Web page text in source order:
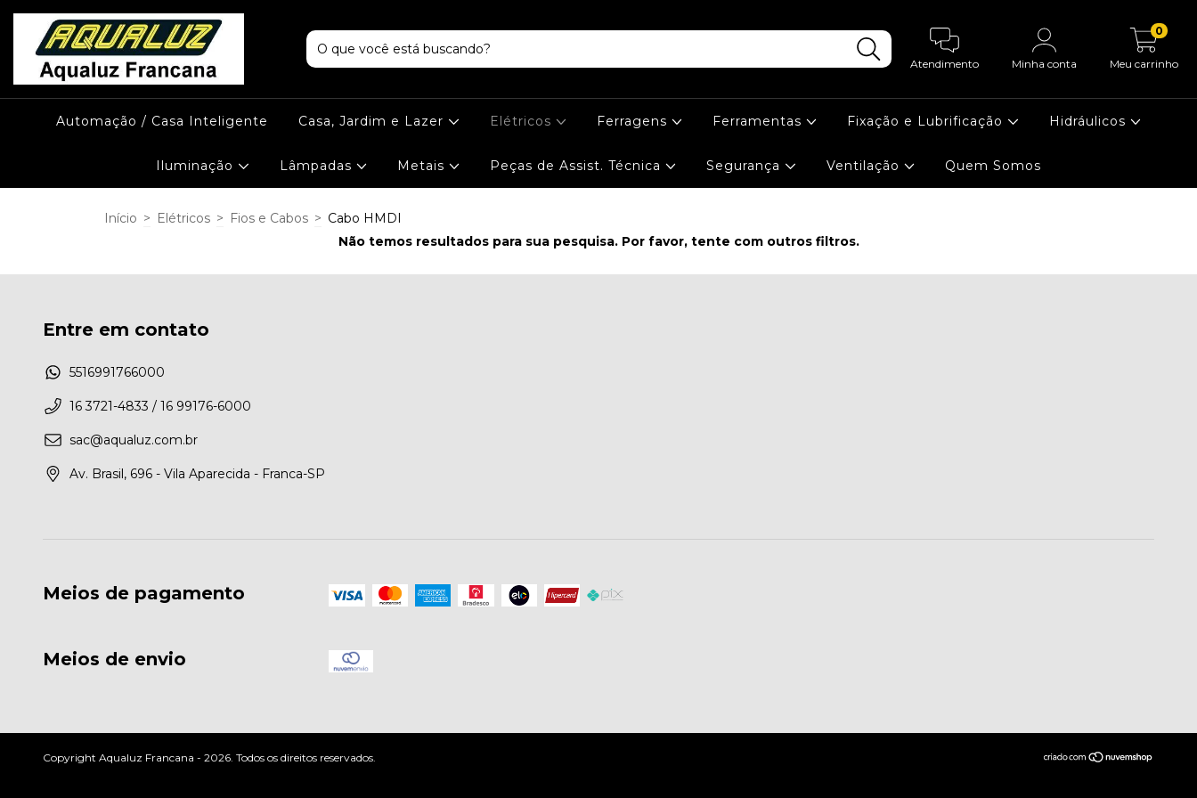
Atendimento Minha conta Meu carrinho
0
Automação / Casa Inteligente Casa, Jardim e Lazer Elétricos Ferragens Ferramentas Fixação e Lubrificação Hidráulicos
Iluminação Lâmpadas Metais Peças de Assist. Técnica Segurança Ventilação Quem Somos
Início > Elétricos > Fios e Cabos > Cabo HMDI
Não temos resultados para sua pesquisa. Por favor, tente com outros filtros.
Entre em contato
5516991766000
16 3721-4833 / 16 99176-6000
sac@aqualuz.com.br
Av. Brasil, 696 - Vila Aparecida - Franca-SP
Meios de pagamento
Meios de envio
Copyright Aqualuz Francana - 2026. Todos os direitos reservados.